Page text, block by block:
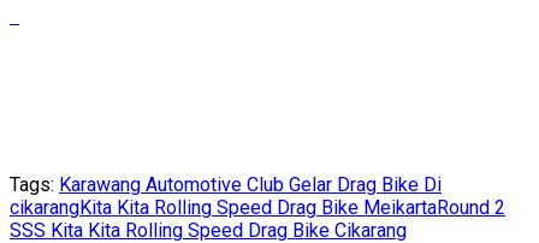
Tags: Karawang Automotive Club Gelar Drag Bike Di
cikarangKita Kita Rolling Speed Drag Bike MeikartaRound 2
SSS Kita Kita Rolling Speed Drag Bike Cikarang